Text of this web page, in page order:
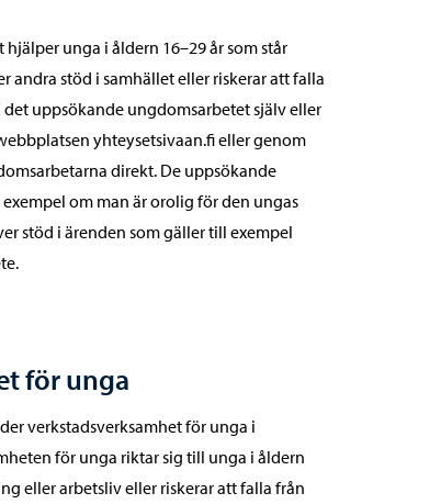
unga i åldern 16–29 år som står
stöd i samhället eller riskerar att falla
uppsökande ungdomsarbetet själv eller
yhteysetsivaan.fi eller genom
direkt. De uppsökande
om man är orolig för den ungas
stöd i ärenden som gäller till exempel
för unga
verkstadsverksamhet för unga i
för unga riktar sig till unga i åldern
eller arbetsliv eller riskerar att falla från